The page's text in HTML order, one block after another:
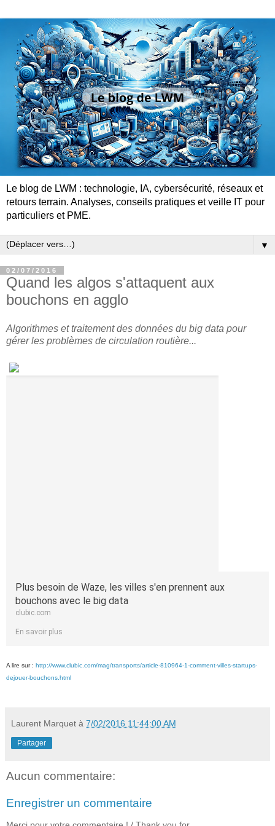
Le blog de LWM : technologie, IA, cybersécurité, réseaux et
retours terrain. Analyses, conseils pratiques et veille IT pour
particuliers et PME.
▼
02/07/2016
Quand les algos s'attaquent aux
bouchons en agglo
Algorithmes et traitement des données du big data pour
gérer les problèmes de circulation routière...
Plus besoin de Waze, les villes s'en prennent aux
bouchons avec le big data
clubic.com
En savoir plus
A lire sur : http://www.clubic.com/mag/transports/article-810964-1-comment-villes-startups-
dejouer-bouchons.html
Laurent Marquet à 7/02/2016 11:44:00 AM
Partager
Aucun commentaire:
Enregistrer un commentaire